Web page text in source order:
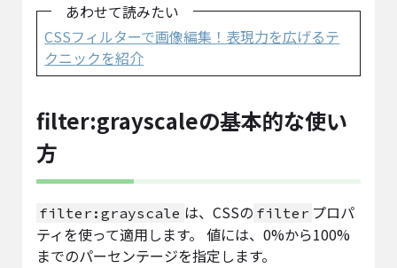
あわせて読みたい
CSSフィルターで画像編集！表現力を広げるテ
クニックを紹介
filter:grayscaleの基本的な使い
方
filter:grayscale は、CSSの filter プロパ
ティを使って適用します。 値には、0%から100%
までのパーセンテージを指定します。